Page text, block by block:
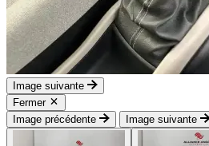
Image suivante
Fermer
Image précédente
Image suivante